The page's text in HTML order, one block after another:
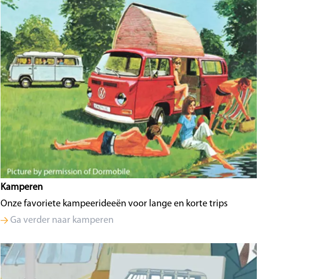
Kamperen
Onze favoriete kampeerideeën voor lange en korte trips
Ga verder naar kamperen